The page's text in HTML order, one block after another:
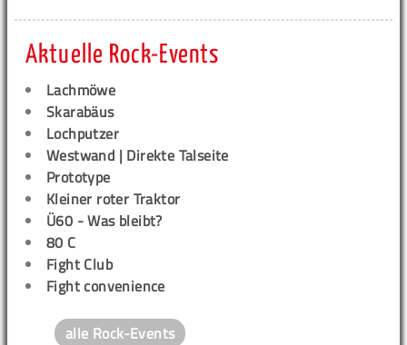
Aktuelle Rock-Events
Lachmöwe
Skarabäus
Lochputzer
Westwand | Direkte Talseite
Prototype
Kleiner roter Traktor
Ü60 - Was bleibt?
80 C
Fight Club
Fight convenience
alle Rock-Events